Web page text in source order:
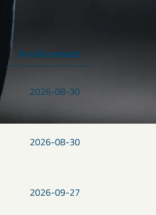
Ansök senast
2026-08-30
2026-08-30
2026-09-27